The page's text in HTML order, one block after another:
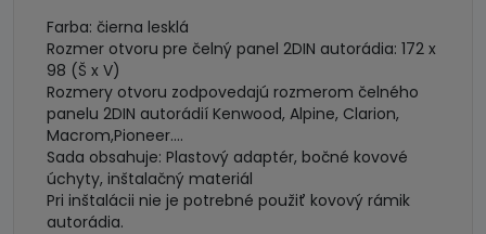
Farba: čierna lesklá
Rozmer otvoru pre čelný panel 2DIN autorádia: 172 x
98 (Š x V)
Rozmery otvoru zodpovedajú rozmerom čelného
panelu 2DIN autorádií Kenwood, Alpine, Clarion,
Macrom,Pioneer....
Sada obsahuje: Plastový adaptér, bočné kovové
úchyty, inštalačný materiál
Pri inštalácii nie je potrebné použiť kovový rámik
autorádia.